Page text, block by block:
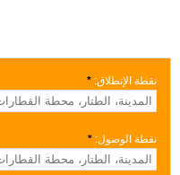
نقطة الإنطلاق: *
نقطة الوصول: *